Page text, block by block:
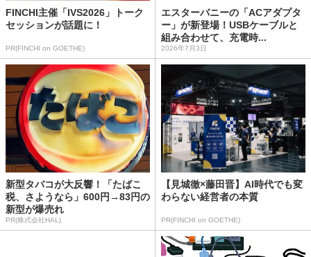
FINCHI主催「IVS2026」トーク
セッションが話題に！
PR(FINCHI on GOETHE)
エスターバニーの「ACアダプタ
ー」が新登場！USBケーブルと
組み合わせて、充電時...
2026年7月3日
新型タバコが大反響！「たばこ
税、さようなら」600円→83円の
新型が爆売れ
PR(株式会社HAL)
【見城徹×藤田晋】AI時代でも変
わらない経営者の本質
PR(FINCHI on GOETHE)